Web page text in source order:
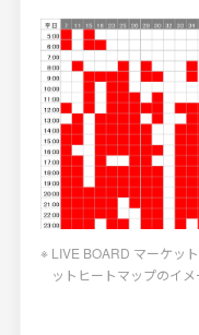
LIVE BOARD マーケッ
ットヒートマップのイ